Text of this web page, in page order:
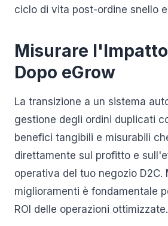
ciclo di vita post-ordine snello
Misurare
Dopo eGrow
La transizione a un sistema
gestione degli ordini duplicati
benefici tangibili e misurabili
direttamente sul profitto e
operativa del tuo negozio D2C.
miglioramenti è fondamentale
ROI delle operazioni ottimizzate.